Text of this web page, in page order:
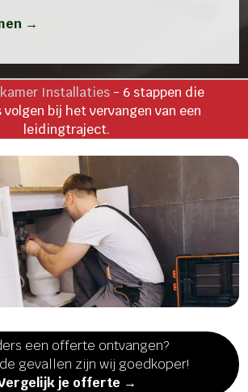
→
Installaties - 6 stappen die
volgen bij het vervangen van een
leidingtraject.
een offerte ontvangen?
gevallen zijn wij goedkoper!
je offerte →